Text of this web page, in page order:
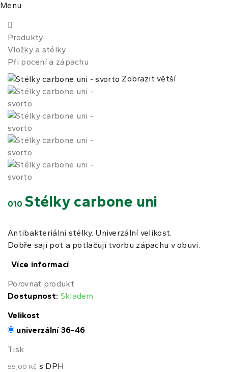
Menu
Produkty
Vložky a stélky
Při pocení a zápachu
Zobrazit větší
010 Stélky carbone uni
Antibakteriální stélky. Univerzální velikost.
Dobře sají pot a potlačují tvorbu zápachu v obuvi.
Více informací
Porovnat produkt
Dostupnost: Skladem
Velikost
univerzální 36-46
Tisk
55,00 Kč s DPH